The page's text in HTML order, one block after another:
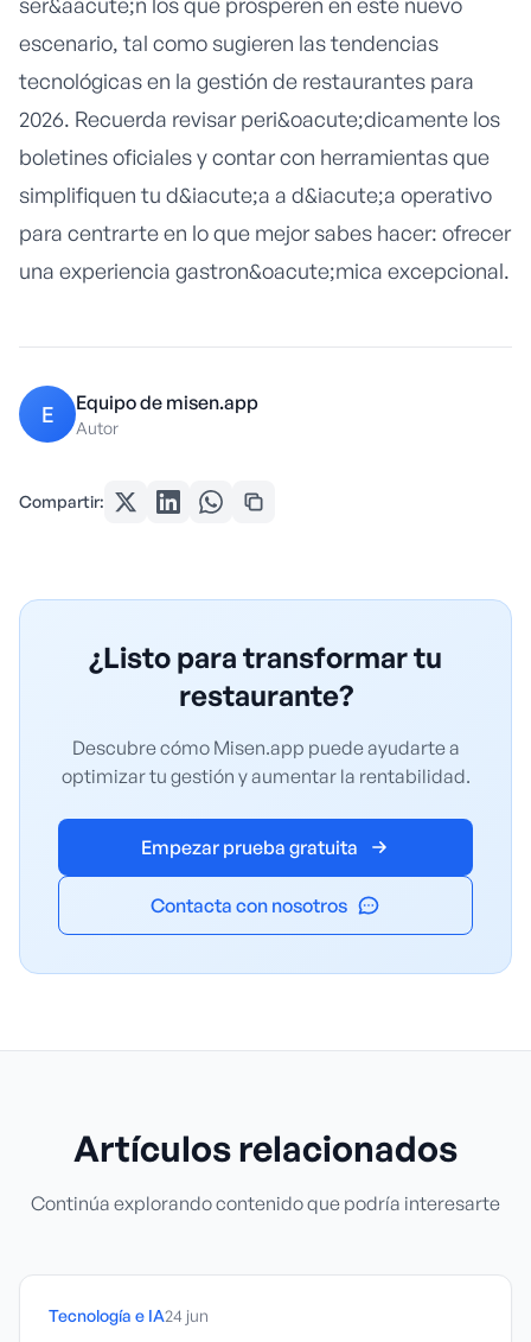
escenario, tal como sugieren lastendencias
tecnológicas en la gestión de restaurantes para
2026. Recuerda revisar peri&oacute;dicamente los
boletines oficiales y contar con herramientas que
simplifiquen tu d&iacute;a a d&iacute;a operativo
para centrarte en lo que mejor sabes hacer: ofrecer
una experiencia gastron&oacute;mica excepcional.
E Equipo de misen.app
Autor
Compartir:
¿Listo para transformar tu
restaurante?
Descubre cómo Misen.app puede ayudarte a
optimizar tu gestión y aumentar la rentabilidad.
Empezar prueba gratuita
Contacta con nosotros
Artículos relacionados
Continúa explorando contenido que podría interesarte
Tecnología e IA24 jun